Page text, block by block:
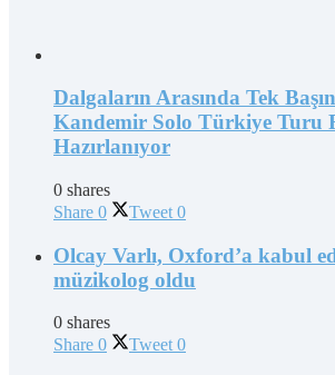
Dalgaların Arasında Tek
Kandemir Solo Türkiye Turu
Hazırlanıyor
0 shares
Share 0 Tweet 0
Olcay Varlı, Oxford’a kabul
müzikolog oldu
0 shares
Share 0 Tweet 0